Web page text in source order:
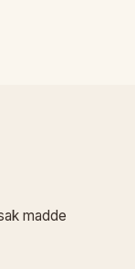
madde